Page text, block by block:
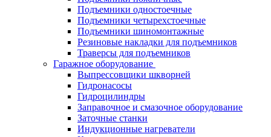
Подъемники одностоечные
Подъемники четырехстоечные
Подъемники шиномонтажные
Резиновые накладки для подъемников
Траверсы для подъемников
Гаражное оборудование
Выпрессовщики шкворней
Гидронасосы
Гидроцилиндры
Заправочное и смазочное оборудование
Заточные станки
Индукционные нагреватели